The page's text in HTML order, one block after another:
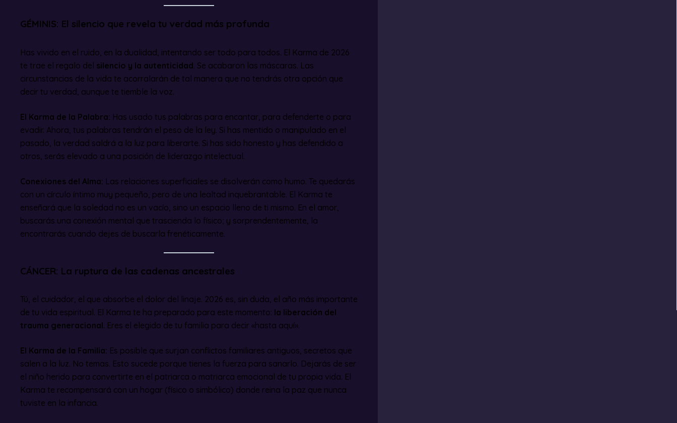
GÉMINIS: El silencio que revela tu verdad más profunda
Has vivido en el ruido, en la dualidad, intentando ser todo para todos. El Karma de 2026
te trae el regalo del silencio y la autenticidad. Se acabaron las máscaras. Las
circunstancias de la vida te acorralarán de tal manera que no tendrás otra opción que
decir tu verdad, aunque te tiemble la voz.
El Karma de la Palabra: Has usado tus palabras para encantar, para defenderte o para
evadir. Ahora, tus palabras tendrán el peso de la ley. Si has mentido o manipulado en el
pasado, la verdad saldrá a la luz para liberarte. Si has sido honesto y has defendido a
otros, serás elevado a una posición de liderazgo intelectual.
Conexiones del Alma: Las relaciones superficiales se disolverán como humo. Te quedarás
con un círculo íntimo muy pequeño, pero de una lealtad inquebrantable. El Karma te
enseñará que la soledad no es un vacío, sino un espacio lleno de ti mismo. En el amor,
buscarás una conexión mental que trascienda lo físico; y sorprendentemente, la
encontrarás cuando dejes de buscarla frenéticamente.
CÁNCER: La ruptura de las cadenas ancestrales
Tú, el cuidador, el que absorbe el dolor del linaje. 2026 es, sin duda, el año más importante
de tu vida espiritual. El Karma te ha preparado para este momento: la liberación del
trauma generacional. Eres el elegido de tu familia para decir «hasta aquí».
El Karma de la Familia: Es posible que surjan conflictos familiares antiguos, secretos que
salen a la luz. No temas. Esto sucede porque tienes la fuerza para sanarlo. Dejarás de ser
el niño herido para convertirte en el patriarca o matriarca emocional de tu propia vida. El
Karma te recompensará con un hogar (físico o simbólico) donde reina la paz que nunca
tuviste en la infancia.